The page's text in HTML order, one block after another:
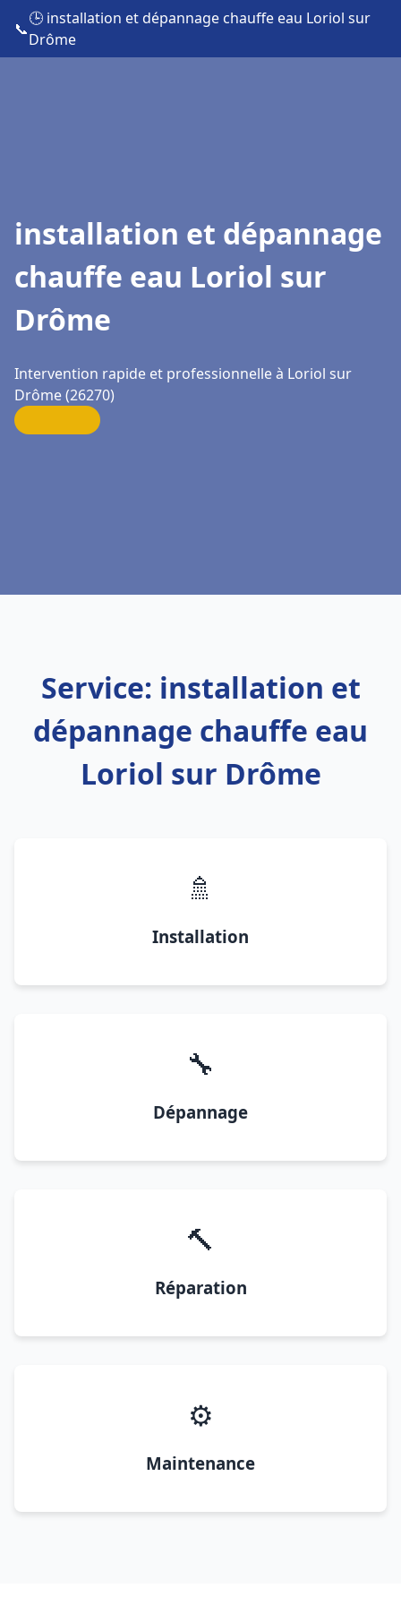
📞
🕒 installation et dépannage chauffe eau Loriol sur
Drôme
installation et dépannage
chauffe eau Loriol sur
Drôme
Intervention rapide et professionnelle à Loriol sur
Drôme (26270)
Service: installation et
dépannage chauffe eau
Loriol sur Drôme
🚿
Installation
🔧
Dépannage
🔨
Réparation
⚙️
Maintenance